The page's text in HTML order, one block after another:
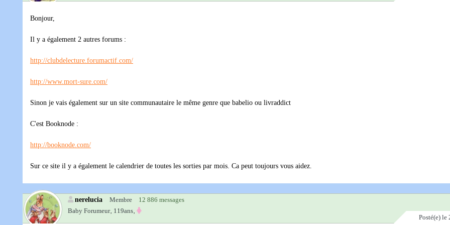
Bonjour,
Il y a également 2 autres forums :
http://clubdelecture.forumactif.com/
http://www.mort-sure.com/
Sinon je vais également sur un site communautaire le même genre que babelio ou livraddict
C'est Booknode :
http://booknode.com/
Sur ce site il y a également le calendrier de toutes les sorties par mois. Ca peut toujours vous aidez.
nerelucia Membre
12 886 messages
Baby Forumeur‚ 119ans‚
Posté(e) le